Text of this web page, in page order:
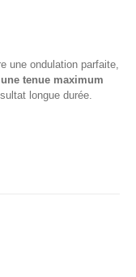
une ondulation parfaite,
une tenue maximum
longue durée.